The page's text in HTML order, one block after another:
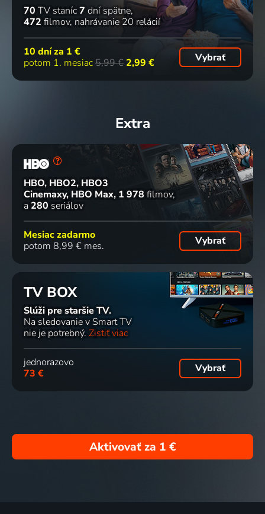
70 TV staníc7 dní spätne
472 filmov nahrávanie 20 relácií
10 dní za 1 €
potom 1. mesiac5,99 € 2,99 € Vybrať
Extra
HBO, HBO2, HBO3
Cinemaxy, HBO Max 1 978 filmov
a 280 seriálov
Mesiac zadarmo
potom 8,99 € mes.
Vybrať
TV BOX
Slúži pre staršie TV.
Na sledovanie v Smart TV
nie je potrebný. Zistiť viac
jednorazovo
73 €
Vybrať
Aktivovať za 1 €